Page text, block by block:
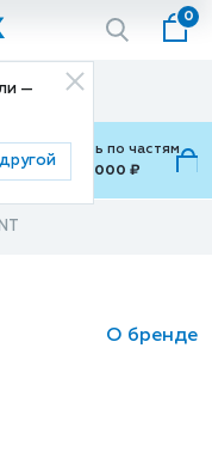
—
0
доставки
оплатить по частям
700 ₽ до 15,000 ₽
О бренде